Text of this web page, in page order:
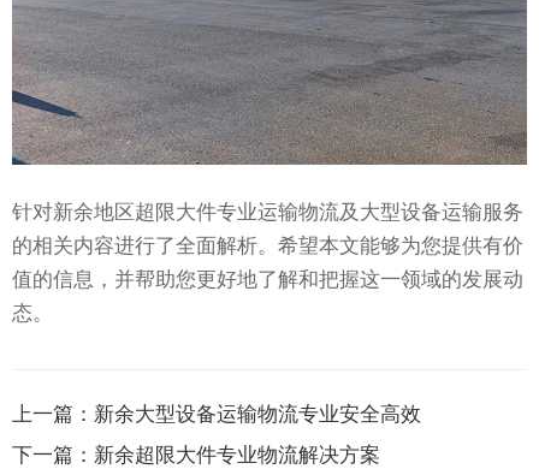
针对新余地区超限大件专业运输物流及大型设备运输服务
的相关内容进行了全面解析。希望本文能够为您提供有价
值的信息，并帮助您更好地了解和把握这一领域的发展动
态。
上一篇： 新余大型设备运输物流专业安全高效
下一篇： 新余超限大件专业物流解决方案